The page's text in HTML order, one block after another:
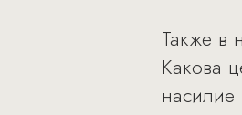
Также в
Какова
насилие